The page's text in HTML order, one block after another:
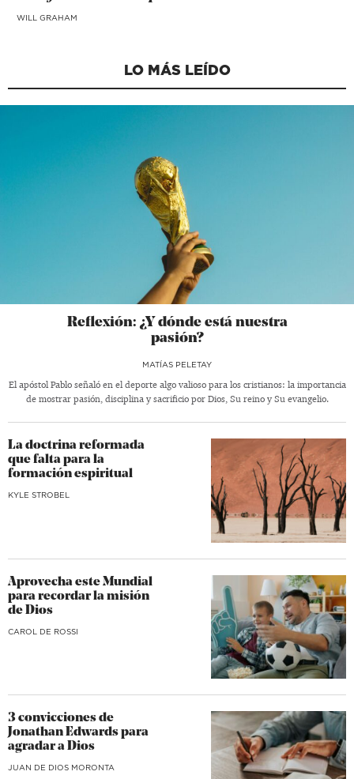
WILL GRAHAM
LO MÁS LEÍDO
Reflexión: ¿Y dónde está nuestra
pasión?
MATÍAS PELETAY
El apóstol Pablo señaló en el deporte algo valioso para los cristianos: la importancia
de mostrar pasión, disciplina y sacrificio por Dios, Su reino y Su evangelio.
La doctrina reformada
que falta para la
formación espiritual
KYLE STROBEL
Aprovecha este Mundial
para recordar la misión
de Dios
CAROL DE ROSSI
3 convicciones de
Jonathan Edwards para
agradar a Dios
JUAN DE DIOS MORONTA